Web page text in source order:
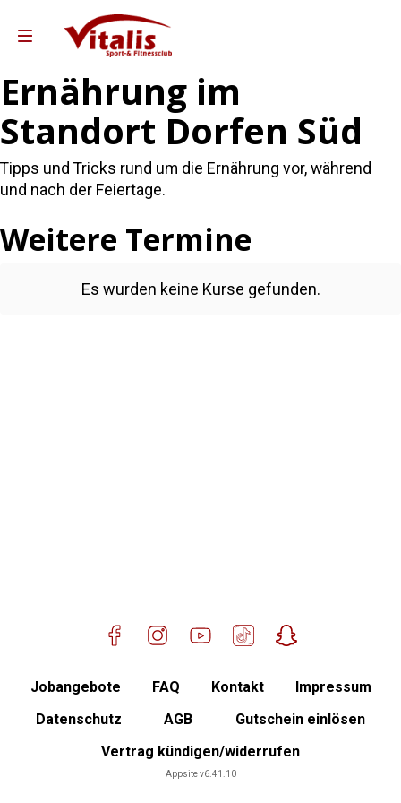
Gutscheine
& Preise
Training Partner Sixl& Wolf
für Unternehmen
Mitgliederbereich
Ernährung im
Standort Dorfen Süd
Tipps und Tricks rund um die Ernährung vor, während
und nach der Feiertage.
Weitere Termine
Es wurden keine Kurse gefunden.
Jobangebote FAQ Kontakt
Impressum
Datenschutz
AGB
Gutschein einlösen
Vertrag kündigen/widerrufen
Appsite v6.41.10